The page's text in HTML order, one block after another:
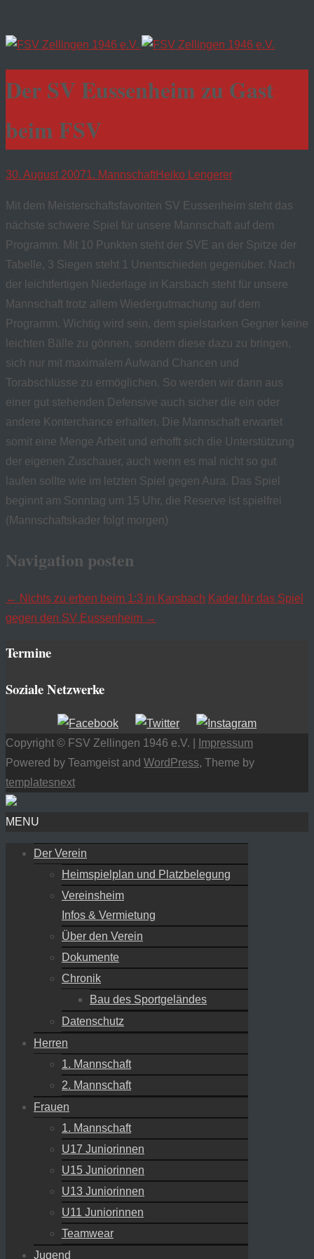
Der SV Eussenheim zu Gast
beim FSV
30. August 20071. MannschaftHeiko Lengerer
Mit dem Meisterschaftsfavoriten SV Eussenheim steht das
nächste schwere Spiel für unsere Mannschaft auf dem
Programm. Mit 10 Punkten steht der SVE an der Spitze der
Tabelle, 3 Siegen steht 1 Unentschieden gegenüber. Nach
der leichtfertigen Niederlage in Karsbach steht für unsere
Mannschaft trotz allem Wiedergutmachung auf dem
Programm. Wichtig wird sein, dem spielstarken Gegner keine
leichten Bälle zu gönnen, sondern diese dazu zu bringen,
sich nur mit maximalem Aufwand Chancen und
Torabschlüsse zu ermöglichen. So werden wir dann aus
einer gut stehenden Defensive auch sicher die ein oder
andere Konterchance erhalten. Die Mannschaft erwartet
somit eine Menge Arbeit und erhofft sich die Unterstützung
der eigenen Zuschauer, auch wenn es mal nicht so gut
laufen sollte wie im letzten Spiel gegen Aura. Das Spiel
beginnt am Sonntag um 15 Uhr, die Reserve ist spielfrei
(Mannschaftskader folgt morgen)
Navigation posten
← Nichts zu erben beim 1:3 in Karsbach Kader für das Spiel
gegen den SV Eussenheim →
Termine
Soziale Netzwerke
Copyright © FSV Zellingen 1946 e.V. |
Impressum
Powered by Teamgeist and WordPress, Theme by
templatesnext
MENU
Der Verein
Heimspielplan und Platzbelegung
Vereinsheim
Infos & Vermietung
Über den Verein
Dokumente
Chronik
Bau des Sportgeländes
Datenschutz
Herren
1. Mannschaft
2. Mannschaft
Frauen
1. Mannschaft
U17 Juniorinnen
U15 Juniorinnen
U13 Juniorinnen
U11 Juniorinnen
Teamwear
Jugend